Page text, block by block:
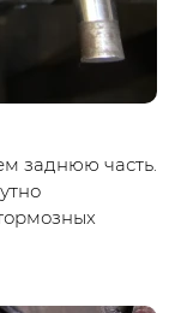
заднюю часть.